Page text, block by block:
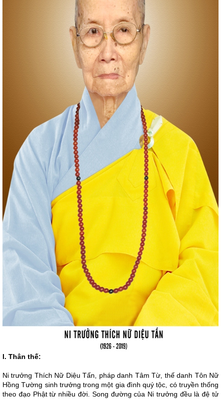
I. Thân thế:
Ni trưởng Thích Nữ Diệu Tấn, pháp danh Tâm Từ, thế danh Tôn Nữ
Hồng Tường sinh trưởng trong một gia đình quý tộc, có truyền thống
theo đạo Phật từ nhiều đời. Song đường của Ni trưởng đều là đệ tử